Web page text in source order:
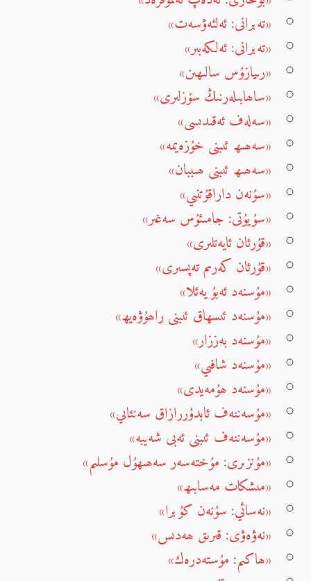
«تەبرانى: ئەلئەۋسەت»
«تەبرانى: ئەلكەبىر»
«رىيازۇس سالىھىن»
«ساھابىلەرنىڭ سۆزلىرى»
«سەلەف ئەقىدىسى»
«سەھىھ ئىبنى خۇزەيمە»
«سەھىھ ئىبنى ھىببان»
«سۇنەن داراقۇتنىي»
«سۇيۇتى: جامىئۇس سەغىر»
«قۇرئان ئايەتلىرى»
«قۇرئان كەرىم تەپسىرى»
«مۇسنەد ئەبۇ يەئلا»
«مۇسنەد ئىسھاق ئىبنى راھۇۋەيھ»
«مۇسنەد بەززار»
«مۇسنەد شافىي»
«مۇسنەد ھۇمەيدى»
«مۇسەننەف ئابدۇررازاق سەنئاىي»
«مۇسەننەف ئىبنى ئەبى شەيبە»
«مۇنزىرى: مۇختەسەر سەھىھۇل مۇسلىم»
«مىشكات مەسابىھ»
«نەسائي: سۇنەن كۇبرا»
«نەۋەۋى: قىرىق ھەدىس»
«ھاكىم: مۇستەدرەك»